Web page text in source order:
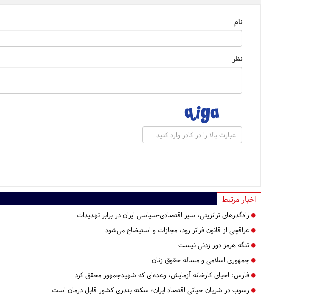
نام
نظر
اخبار مرتبط
راه‌گذرهای ترانزیتی، سپر اقتصادی-سیاسی ایران در برابر تهدیدات
عراقچی از قانون فراتر رود، مجازات و استیضاح می‌شود
تنگه‌ هرمز دور زدنی نیست
جمهوری اسلامی و مساله حقوق زنان
فارس: احیای کارخانه آزمایش، وعده‌ای که شهیدجمهور محقق کرد
رسوب در شریان حیاتی اقتصاد ایران؛ سکته بندری کشور قابل درمان است